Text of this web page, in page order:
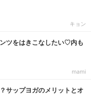
キョン
ツをはきこなしたい♡内も
mami
サップヨガのメリットとオ